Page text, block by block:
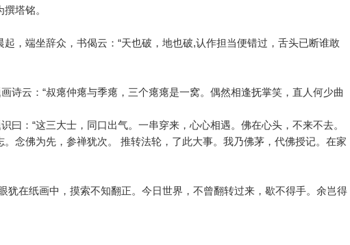
塔铭。
，端坐辞众，书偈云：“天也破，地也破,认作担当便错过，舌头已断谁敢
诗云：“叔瘪仲瘪与季瘪，三个瘪瘪是一窝。偶然相逢抚掌笑，直人何少曲
曰：“这三大士，同口出气。一串穿来，心心相遇。佛在心头，不来不去。
念佛为先，参禅犹次。 推转法轮，了此大事。我乃佛茅，代佛授记。在家
犹在纸画中，摸索不知翻正。今日世界，不曾翻转过来，歇不得手。余岂得